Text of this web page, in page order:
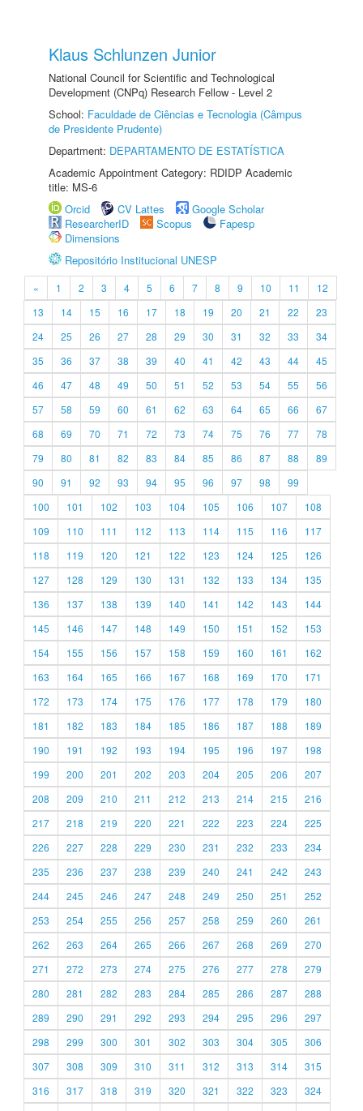
Klaus Schlunzen Junior
National Council for Scientific and Technological
Development (CNPq) Research Fellow - Level 2
School: Faculdade de Ciências e Tecnologia (Câmpus
de Presidente Prudente)
Department: DEPARTAMENTO DE ESTATÍSTICA
Academic Appointment Category: RDIDP Academic
title: MS-6
Orcid
CV Lattes
Google Scholar
ResearcherID
Scopus
Fapesp
Dimensions
Repositório Institucional UNESP
« 1 2 3 4 5 6 7 8 9 10 11
12
13
14 15 16 17 18 19 20 21 22
23
24
25 26 27 28 29 30 31 32 33
34
35
36 37 38 39 40 41 42 43 44
45
46
47 48 49 50 51 52 53 54 55
56
57
58 59 60 61 62 63 64 65 66
67
68
69 70 71 72 73 74 75 76 77
78
79
80 81 82 83 84 85 86 87 88
89
90
91 92 93 94 95 96 97 98
99
100
101 102 103 104 105 106 107
108
109
110 111 112 113 114 115 116
117
118
119 120 121 122 123 124 125
126
127
128 129 130 131 132 133 134
135
136
137 138 139 140 141 142 143
144
145
146 147 148 149 150 151 152
153
154
155 156 157 158 159 160 161
162
163
164 165 166 167 168 169 170
171
172
173 174 175 176 177 178 179
180
181
182 183 184 185 186 187 188
189
190
191 192 193 194 195 196 197
198
199
200 201 202 203 204 205 206
207
208
209 210 211 212 213 214 215
216
217
218 219 220 221 222 223 224
225
226
227 228 229 230 231 232 233
234
235
236 237 238 239 240 241 242
243
244
245 246 247 248 249 250 251
252
253
254 255 256 257 258 259 260
261
262
263 264 265 266 267 268 269
270
271
272 273 274 275 276 277 278
279
280
281 282 283 284 285 286 287
288
289
290 291 292 293 294 295 296
297
298
299 300 301 302 303 304 305
306
307
308 309 310 311 312 313 314
315
316
317 318 319 320 321 322 323
324